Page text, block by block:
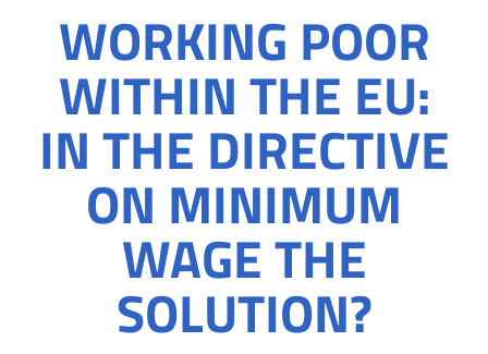
WORKING POOR
WITHIN THE EU:
IN THE DIRECTIVE
ON MINIMUM
WAGE THE
SOLUTION?